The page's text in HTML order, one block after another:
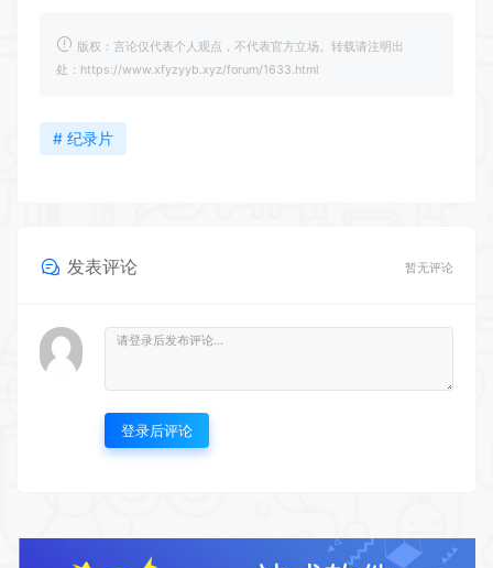
版权：言论仅代表个人观点，不代表官方立场。转载请注明出
处：https://www.xfyzyyb.xyz/forum/1633.html
# 纪录片
发表评论 暂无评论
登录后评论